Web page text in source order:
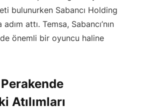
bulunurken Sabancı Holding
attı. Temsa, Sabancı’nın
önemli bir oyuncu haline
Perakende
Atılımları